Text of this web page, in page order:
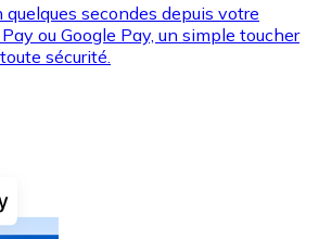
en espèces et d'autres
secondes depuis votre
ou Google Pay, un simple toucher
sécurité.